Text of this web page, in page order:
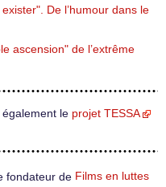
De l’humour dans le
ascension" de l’extrême
le projet TESSA
fondateur de Films en luttes